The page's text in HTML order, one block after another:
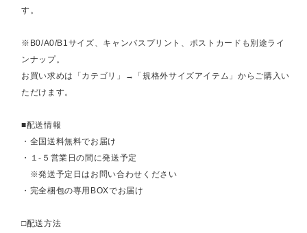
す。
※B0/A0/B1サイズ、キャンバスプリント、ポストカードも別途ライ
ンナップ。
お買い求めは「カテゴリ」→「規格外サイズアイテム」からご購入い
ただけます。
■配送情報
・全国送料無料でお届け
・１-５営業日の間に発送予定
※発送予定日はお問い合わせください
・完全梱包の専用BOXでお届け
□配送方法